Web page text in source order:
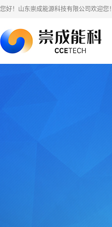
您好！山东崇成能源科技有限公司欢迎您！